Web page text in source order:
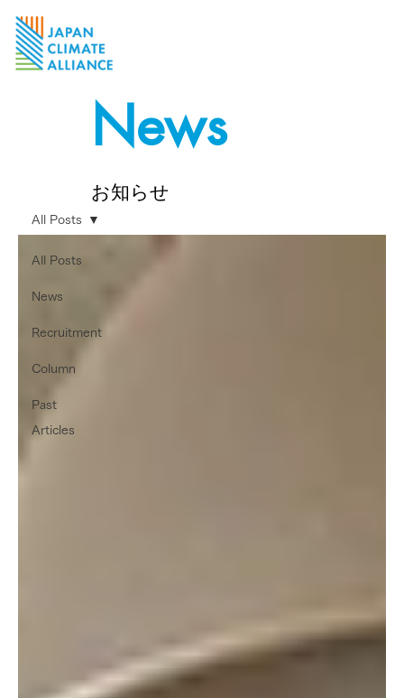
All Posts
News
Recruitment
Column
Past
Articles
All Posts
News
お知らせ